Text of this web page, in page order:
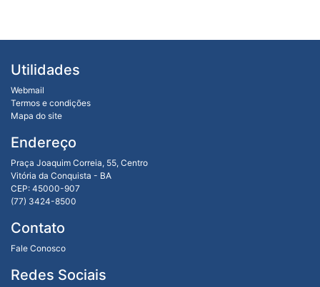
Utilidades
Webmail
Termos e condições
Mapa do site
Endereço
Praça Joaquim Correia, 55, Centro
Vitória da Conquista - BA
CEP: 45000-907
(77) 3424-8500
Contato
Fale Conosco
Redes Sociais